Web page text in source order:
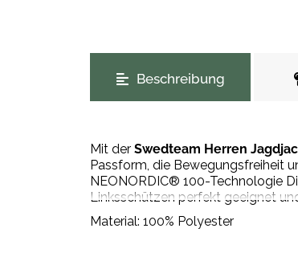
Beschreibung
Mit der Swedteam Herren
Passform, die Bewegungsfreiheit
NEONORDIC® 100-Technologie
Linksschützen perfekt geeignet
Material: 100% Polyester